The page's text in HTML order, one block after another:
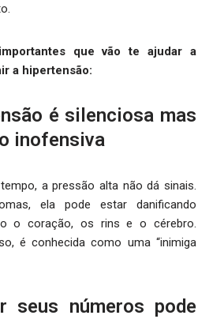
que vão te ajudar a
a hipertensão:
é silenciosa mas
inofensiva
a pressão alta não dá sinais.
ela pode estar danificando
o coração, os rins e o cérebro.
é conhecida como uma “inimiga
seus números pode